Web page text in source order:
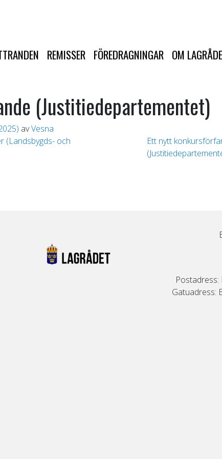
REMISSER FÖREDRAGNINGAR OM
(Justitiedepartementet)
avVesna
(Landsbygds- och
Ett nytt
Postadress:
Gatuadress: